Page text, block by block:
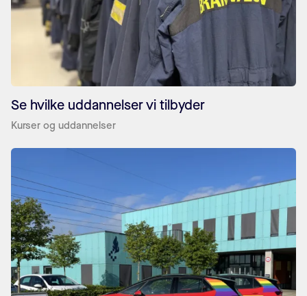
Se hvilke uddannelser vi tilbyder
Kurser og uddannelser